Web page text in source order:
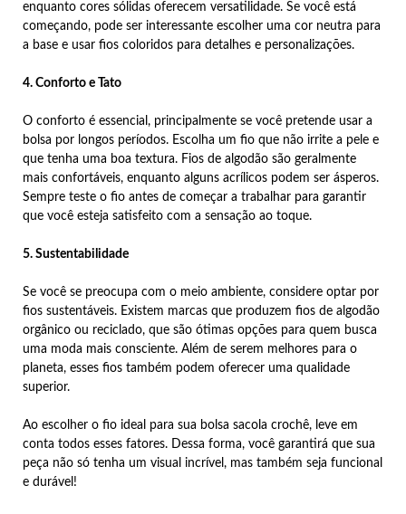
enquanto cores sólidas oferecem versatilidade. Se você está
começando, pode ser interessante escolher uma cor neutra para
a base e usar fios coloridos para detalhes e personalizações.
4. Conforto e Tato
O conforto é essencial, principalmente se você pretende usar a
bolsa por longos períodos. Escolha um fio que não irrite a pele e
que tenha uma boa textura. Fios de algodão são geralmente
mais confortáveis, enquanto alguns acrílicos podem ser ásperos.
Sempre teste o fio antes de começar a trabalhar para garantir
que você esteja satisfeito com a sensação ao toque.
5. Sustentabilidade
Se você se preocupa com o meio ambiente, considere optar por
fios sustentáveis. Existem marcas que produzem fios de algodão
orgânico ou reciclado, que são ótimas opções para quem busca
uma moda mais consciente. Além de serem melhores para o
planeta, esses fios também podem oferecer uma qualidade
superior.
Ao escolher o fio ideal para sua bolsa sacola crochê, leve em
conta todos esses fatores. Dessa forma, você garantirá que sua
peça não só tenha um visual incrível, mas também seja funcional
e durável!